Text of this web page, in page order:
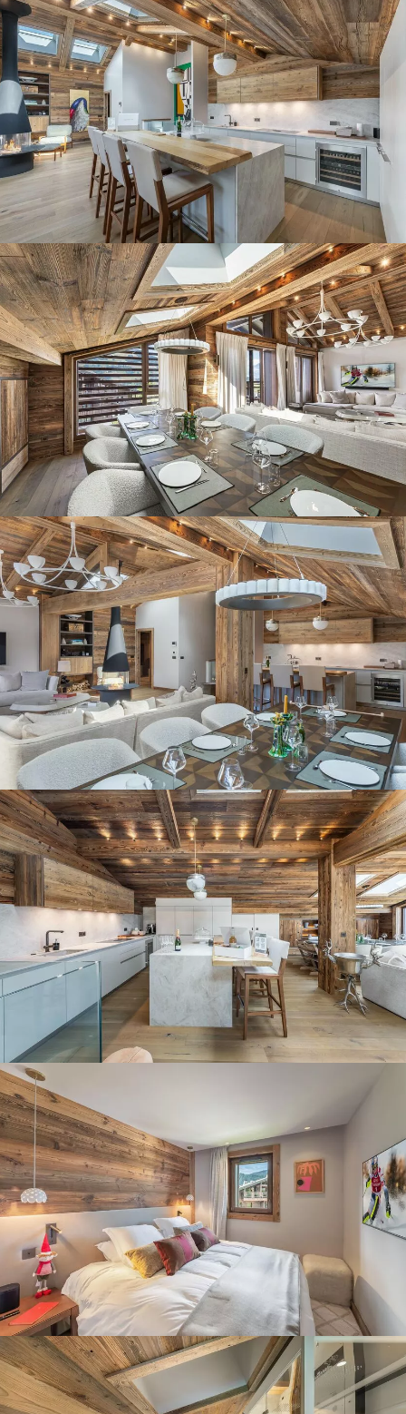
Panorama 2026
Etude annuelle de l'immobilier de montagne par Cimalpes
En savoir plus
Où trouver les plus beaux spots de ski hors-piste dans les Alpes
françaises ?
Vous attendez les chutes de neige comme d'autres guettent le lever
du soleil ? Vous snobez les pistes damées pour leur préférer les
grands espaces vierges de traces ? Vous faites sans doute partie de
ces adeptes du ski hors-piste. Découvrez notre sélection de secteurs
mythiques où la poudreuse se mérite - et se savoure.